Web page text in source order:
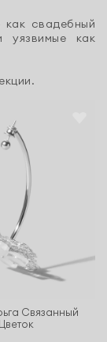
свадебный
уязвимые как
Связанный
Цветок